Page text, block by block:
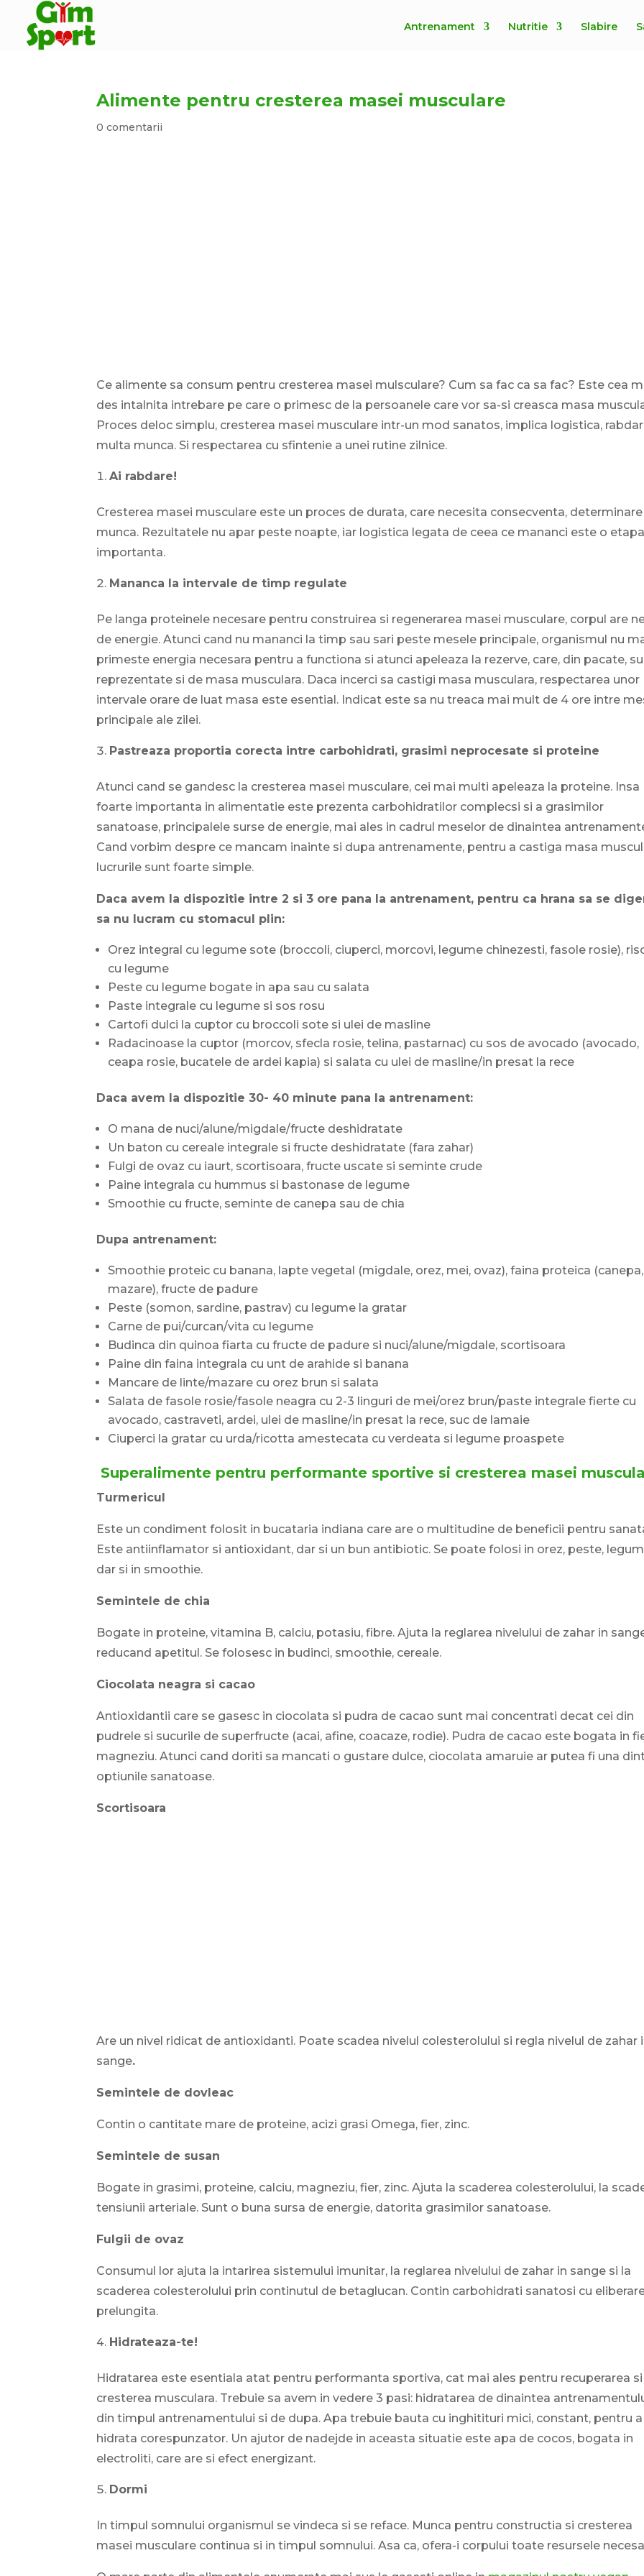
Antrenament Nutritie Slabire
Alimente pentru cresterea masei musculare
0 comentarii
Ce alimente sa consum pentru cresterea masei mulsculare? Cum sa fac ca sa fac? Este cea
des intalnita intrebare pe care o primesc de la persoanele care vor sa-si creasca masa
Proces deloc simplu, cresterea masei musculare intr-un mod sanatos, implica logistica,
multa munca. Si respectarea cu sfintenie a unei rutine zilnice.
Ai rabdare!
Cresterea masei musculare este un proces de durata, care necesita consecventa, determinare
munca. Rezultatele nu apar peste noapte, iar logistica legata de ceea ce mananci este o etapa
importanta.
Mananca la intervale de timp regulate
Pe langa proteinele necesare pentru construirea si regenerarea masei musculare, corpul are
de energie. Atunci cand nu mananci la timp sau sari peste mesele principale, organismul nu
primeste energia necesara pentru a functiona si atunci apeleaza la rezerve, care, din pacate,
reprezentate si de masa musculara. Daca incerci sa castigi masa musculara, respectarea unor
intervale orare de luat masa este esential. Indicat este sa nu treaca mai mult de 4 ore intre
principale ale zilei.
Pastreaza proportia corecta intre carbohidrati, grasimi neprocesate si proteine
Atunci cand se gandesc la cresterea masei musculare, cei mai multi apeleaza la proteine. Insa
foarte importanta in alimentatie este prezenta carbohidratilor complecsi si a grasimilor
sanatoase, principalele surse de energie, mai ales in cadrul meselor de dinaintea
Cand vorbim despre ce mancam inainte si dupa antrenamente, pentru a castiga masa
lucrurile sunt foarte simple.
Daca avem la dispozitie intre 2 si 3 ore pana la antrenament, pentru ca hrana sa se
sa nu lucram cu stomacul plin:
Orez integral cu legume sote (broccoli, ciuperci, morcovi, legume chinezesti, fasole rosie),
cu legume
Peste cu legume bogate in apa sau cu salata
Paste integrale cu legume si sos rosu
Cartofi dulci la cuptor cu broccoli sote si ulei de masline
Radacinoase la cuptor (morcov, sfecla rosie, telina, pastarnac) cu sos de avocado (avocado,
ceapa rosie, bucatele de ardei kapia) si salata cu ulei de masline/in presat la rece
Daca avem la dispozitie 30- 40 minute pana la antrenament:
O mana de nuci/alune/migdale/fructe deshidratate
Un baton cu cereale integrale si fructe deshidratate (fara zahar)
Fulgi de ovaz cu iaurt, scortisoara, fructe uscate si seminte crude
Paine integrala cu hummus si bastonase de legume
Smoothie cu fructe, seminte de canepa sau de chia
Dupa antrenament:
Smoothie proteic cu banana, lapte vegetal (migdale, orez, mei, ovaz), faina proteica (canepa,
mazare), fructe de padure
Peste (somon, sardine, pastrav) cu legume la gratar
Carne de pui/curcan/vita cu legume
Budinca din quinoa fiarta cu fructe de padure si nuci/alune/migdale, scortisoara
Paine din faina integrala cu unt de arahide si banana
Mancare de linte/mazare cu orez brun si salata
Salata de fasole rosie/fasole neagra cu 2-3 linguri de mei/orez brun/paste integrale fierte cu
avocado, castraveti, ardei, ulei de masline/in presat la rece, suc de lamaie
Ciuperci la gratar cu urda/ricotta amestecata cu verdeata si legume proaspete
Superalimente pentru performante sportive si cresterea masei
Turmericul
Este un condiment folosit in bucataria indiana care are o multitudine de beneficii pentru
Este antiinflamator si antioxidant, dar si un bun antibiotic. Se poate folosi in orez, peste,
dar si in smoothie.
Semintele de chia
Bogate in proteine, vitamina B, calciu, potasiu, fibre. Ajuta la reglarea nivelului de zahar in
reducand apetitul. Se folosesc in budinci, smoothie, cereale.
Ciocolata neagra si cacao
Antioxidantii care se gasesc in ciocolata si pudra de cacao sunt mai concentrati decat cei din
pudrele si sucurile de superfructe (acai, afine, coacaze, rodie). Pudra de cacao este bogata in
magneziu. Atunci cand doriti sa mancati o gustare dulce, ciocolata amaruie ar putea fi una
optiunile sanatoase.
Scortisoara
Are un nivel ridicat de antioxidanti. Poate scadea nivelul colesterolului si regla nivelul de zahar
sange.
Semintele de dovleac
Contin o cantitate mare de proteine, acizi grasi Omega, fier, zinc.
Semintele de susan
Bogate in grasimi, proteine, calciu, magneziu, fier, zinc. Ajuta la scaderea colesterolului, la
tensiunii arteriale. Sunt o buna sursa de energie, datorita grasimilor sanatoase.
Fulgii de ovaz
Consumul lor ajuta la intarirea sistemului imunitar, la reglarea nivelului de zahar in sange si la
scaderea colesterolului prin continutul de betaglucan. Contin carbohidrati sanatosi cu
prelungita.
Hidrateaza-te!
Hidratarea este esentiala atat pentru performanta sportiva, cat mai ales pentru recuperarea si
cresterea musculara. Trebuie sa avem in vedere 3 pasi: hidratarea de dinaintea
din timpul antrenamentului si de dupa. Apa trebuie bauta cu inghitituri mici, constant, pentru a
hidrata corespunzator. Un ajutor de nadejde in aceasta situatie este apa de cocos, bogata in
electroliti, care are si efect energizant.
Dormi
In timpul somnului organismul se vindeca si se reface. Munca pentru constructia si cresterea
masei musculare continua si in timpul somnului. Asa ca, ofera-i corpului toate resursele